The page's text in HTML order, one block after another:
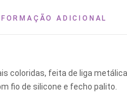
ADICIONAL
coloridas, feita de liga
fio de silicone e fecho palito.